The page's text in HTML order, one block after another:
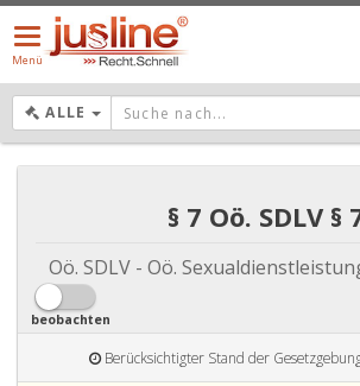
Menü
öffnen/schließen
Menü
ALLE DROPDOWN: GEWÄHLTER
§ 7 Oö. SDLV §
Oö. SDLV - Oö.
beobachten
Berücksichtigter Stand der